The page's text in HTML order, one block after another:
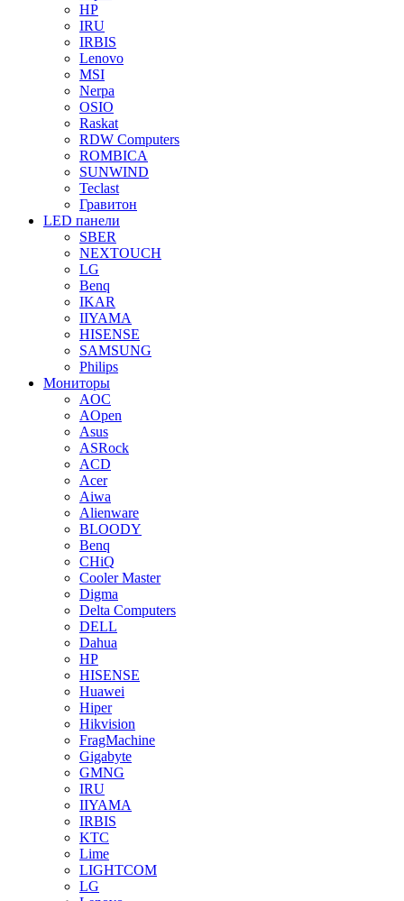
HP
IRU
IRBIS
Lenovo
MSI
Nerpa
OSIO
Raskat
RDW Computers
ROMBICA
SUNWIND
Teclast
Гравитон
LED панели
SBER
NEXTOUCH
LG
Benq
IKAR
IIYAMA
HISENSE
SAMSUNG
Philips
Мониторы
AOC
AOpen
Asus
ASRock
ACD
Acer
Aiwa
Alienware
BLOODY
Benq
CHiQ
Cooler Master
Digma
Delta Computers
DELL
Dahua
HP
HISENSE
Huawei
Hiper
Hikvision
FragMachine
Gigabyte
GMNG
IRU
IIYAMA
IRBIS
KTC
Lime
LIGHTCOM
LG